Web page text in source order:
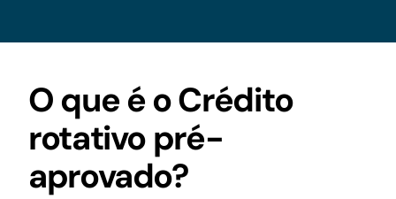
O que é o Crédito
rotativo pré-
aprovado?